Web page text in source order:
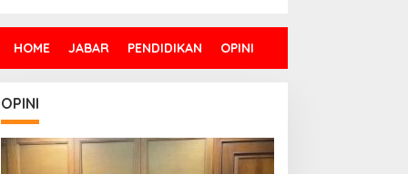
HOME JABAR PENDIDIKAN OPINI
OPINI